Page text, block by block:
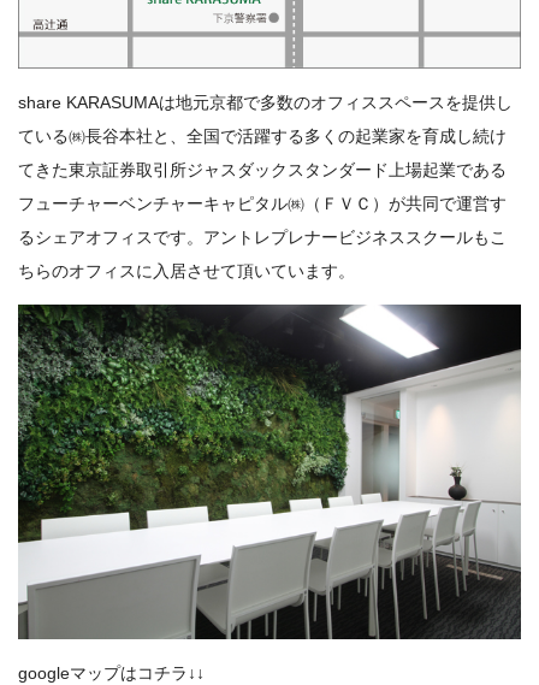
share KARASUMAは地元京都で多数のオフィススペースを提供し
ている㈱長谷本社と、全国で活躍する多くの起業家を育成し続け
てきた東京証券取引所ジャスダックスタンダード上場起業である
フューチャーベンチャーキャピタル㈱（ＦＶＣ）が共同で運営す
るシェアオフィスです。アントレプレナービジネススクールもこ
ちらのオフィスに入居させて頂いています。
googleマップはコチラ↓↓